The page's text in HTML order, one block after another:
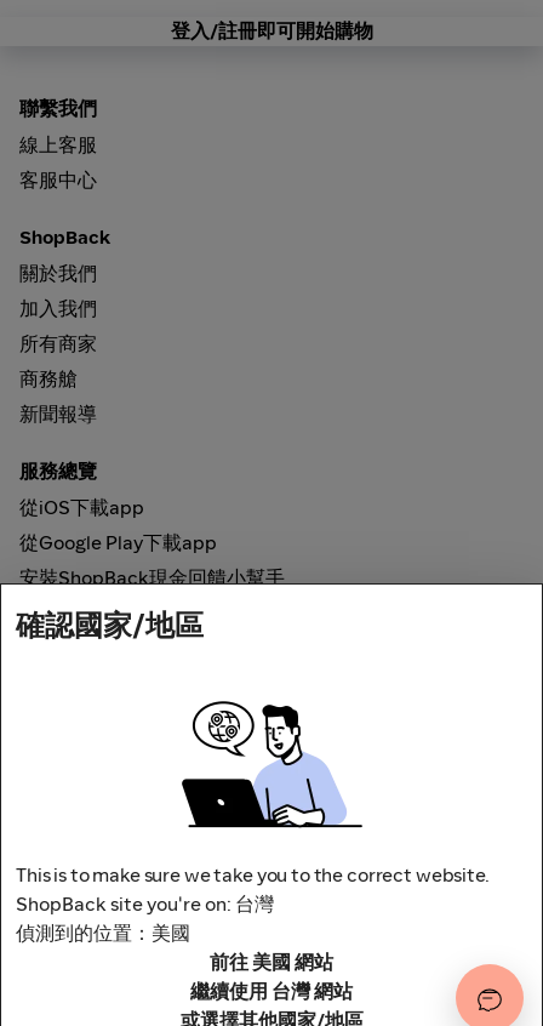
登入/註冊即可開始購物
聯繫我們
線上客服
客服中心
ShopBack
關於我們
加入我們
所有商家
商務艙
新聞報導
服務總覽
從iOS下載app
從Google Play下載app
安裝ShopBack現金回饋小幫手
如何運作
地址：台北市松山區南京東路四段1號8樓
隱私權政策
確認國家/地區
This is to make sure we take you to the correct website.
ShopBack site you're on: 台灣
偵測到的位置：美國
前往 美國 網站
繼續使用 台灣 網站
或選擇其他國家/地區